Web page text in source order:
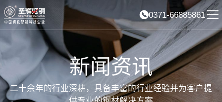
0371-66885861
新闻资讯
二十余年的行业深耕，具备丰富的行业经验并为客户提